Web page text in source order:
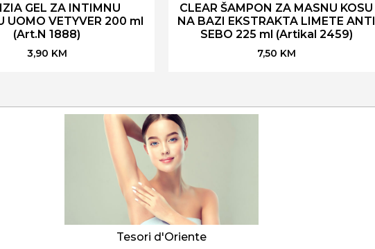
GEL ZA INTIMNU
UOMO VETYVER 200 ml
(Art.N 1888)
3,90 KM
CLEAR ŠAMPON ZA MASNU KOSU
NA BAZI EKSTRAKTA LIMETE ANTI
SEBO 225 ml (Artikal 2459)
7,50 KM
Tesori d'Oriente